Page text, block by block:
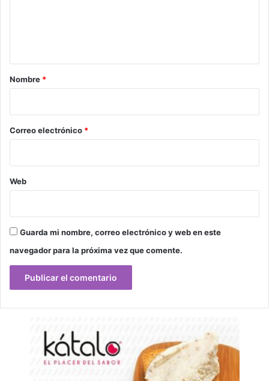
r
*
Nombre *
Correo electrónico *
Web
Guarda mi nombre, correo electrónico y web en este
navegador para la próxima vez que comente.